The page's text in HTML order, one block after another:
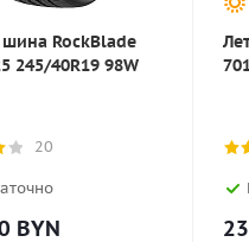
RockBlade
245/40R19 98W
20
BYN